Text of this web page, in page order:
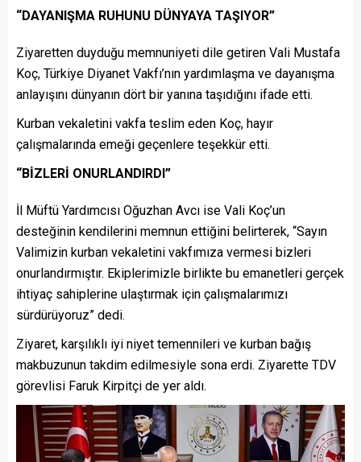
“DAYANIŞMA RUHUNU DÜNYAYA TAŞIYOR”
Ziyaretten duyduğu memnuniyeti dile getiren Vali Mustafa
Koç, Türkiye Diyanet Vakfı’nın yardımlaşma ve dayanışma
anlayışını dünyanın dört bir yanına taşıdığını ifade etti.
Kurban vekaletini vakfa teslim eden Koç, hayır
çalışmalarında emeği geçenlere teşekkür etti.
“BİZLERİ ONURLANDIRDI”
İl Müftü Yardımcısı Oğuzhan Avcı ise Vali Koç’un
desteğinin kendilerini memnun ettiğini belirterek, “Sayın
Valimizin kurban vekaletini vakfımıza vermesi bizleri
onurlandırmıştır. Ekiplerimizle birlikte bu emanetleri gerçek
ihtiyaç sahiplerine ulaştırmak için çalışmalarımızı
sürdürüyoruz” dedi.
Ziyaret, karşılıklı iyi niyet temennileri ve kurban bağış
makbuzunun takdim edilmesiyle sona erdi. Ziyarette TDV
görevlisi Faruk Kirpitçi de yer aldı.